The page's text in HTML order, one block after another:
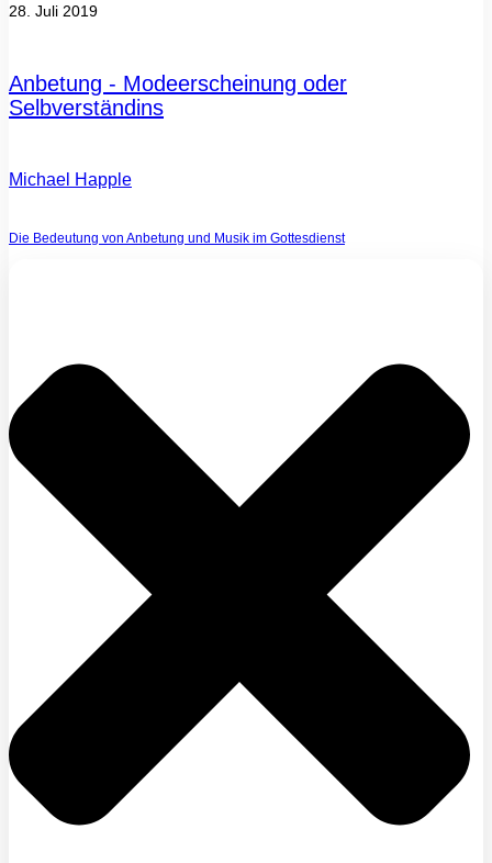
28. Juli 2019
Anbetung - Modeerscheinung oder
Selbverständins
Michael Happle
Die Bedeutung von Anbetung und Musik im Gottesdienst